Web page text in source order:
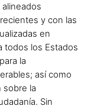
y con las
en
todos los Estados
la
así como
sobre la
Sin